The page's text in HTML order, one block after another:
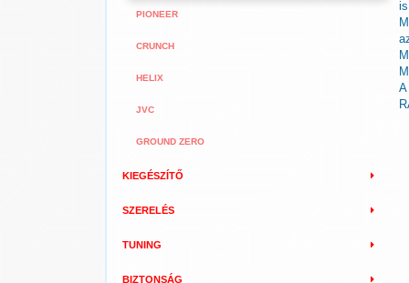
PIONEER
CRUNCH
HELIX
JVC
GROUND ZERO
KIEGÉSZÍTŐ
SZERELÉS
TUNING
BIZTONSÁG